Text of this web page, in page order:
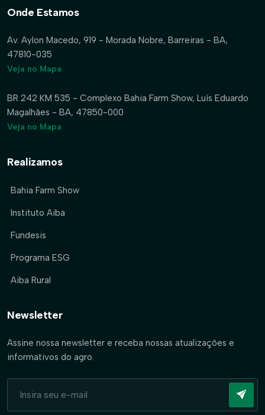
Onde Estamos
Av. Aylon Macedo, 919 - Morada Nobre, Barreiras - BA,
47810-035
Veja no Mapa
BR 242 KM 535 - Complexo Bahia Farm Show, Luís Eduardo
Magalhães - BA, 47850-000
Veja no Mapa
Realizamos
Bahia Farm Show
Instituto Aiba
Fundesis
Programa ESG
Aiba Rural
Newsletter
Assine nossa newsletter e receba nossas atualizações e
informativos do agro.